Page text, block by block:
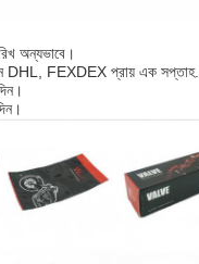
অন্যভাবে।
DHL, FEXDEX প্রায় এক সপ্তাহ.